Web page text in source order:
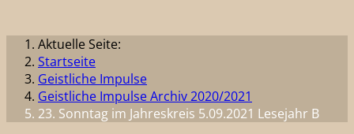
Aktuelle Seite:
Startseite
Geistliche Impulse
Geistliche Impulse Archiv 2020/2021
23. Sonntag im Jahreskreis 5.09.2021 Lesejahr B